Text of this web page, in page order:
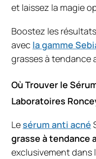
et laissez la magie
Boostez les
avec la gamme
grasses à tendance
Où Trouver le
Laboratoires
Lesérum anti acné
grasse à tendance
exclusivement dans